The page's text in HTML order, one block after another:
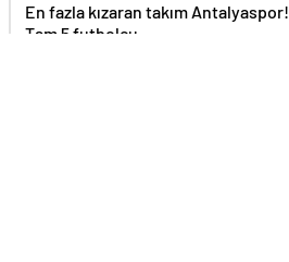
En fazla kızaran takım Antalyaspor!
Tam 5 futbolcu….